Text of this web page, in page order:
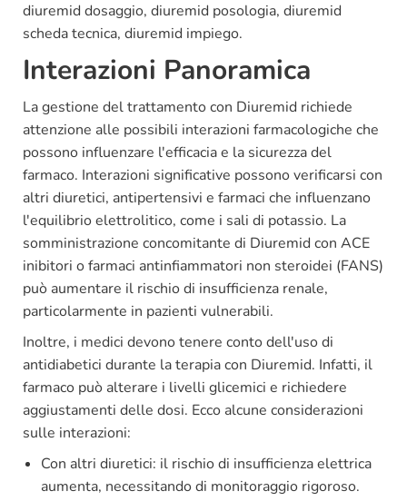
diuremid dosaggio, diuremid posologia, diuremid
scheda tecnica, diuremid impiego.
Interazioni Panoramica
La gestione del trattamento con Diuremid richiede
attenzione alle possibili interazioni farmacologiche che
possono influenzare l'efficacia e la sicurezza del
farmaco. Interazioni significative possono verificarsi con
altri diuretici, antipertensivi e farmaci che influenzano
l'equilibrio elettrolitico, come i sali di potassio. La
somministrazione concomitante di Diuremid con ACE
inibitori o farmaci antinfiammatori non steroidei (FANS)
può aumentare il rischio di insufficienza renale,
particolarmente in pazienti vulnerabili.
Inoltre, i medici devono tenere conto dell'uso di
antidiabetici durante la terapia con Diuremid. Infatti, il
farmaco può alterare i livelli glicemici e richiedere
aggiustamenti delle dosi. Ecco alcune considerazioni
sulle interazioni:
Con altri diuretici: il rischio di insufficienza elettrica
aumenta, necessitando di monitoraggio rigoroso.